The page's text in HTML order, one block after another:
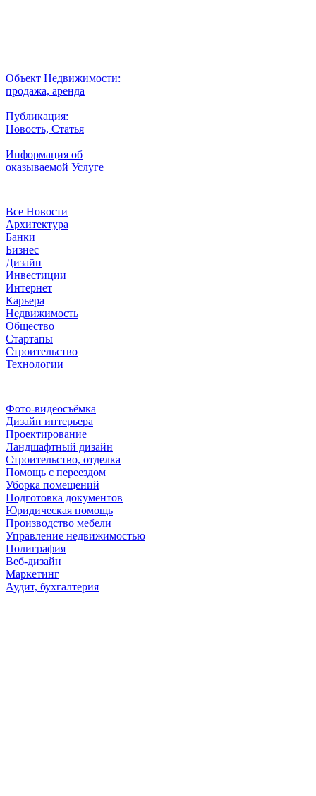
Объект Недвижимости:
продажа, аренда
Публикация:
Новость, Статья
Информация об
оказываемой Услуге
Все Новости
Архитектура
Банки
Бизнес
Дизайн
Инвестиции
Интернет
Карьера
Недвижимость
Общество
Стартапы
Строительство
Технологии
Фото-видеосъёмка
Дизайн интерьера
Проектирование
Ландшафтный дизайн
Строительство, отделка
Помощь с переездом
Уборка помещений
Подготовка документов
Юридическая помощь
Производство мебели
Управление недвижимостью
Полиграфия
Веб-дизайн
Маркетинг
Аудит, бухгалтерия